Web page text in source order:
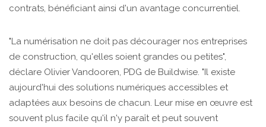
contrats, bénéficiant ainsi d'un avantage concurrentiel.
"La numérisation ne doit pas décourager nos entreprises
de construction, qu'elles soient grandes ou petites",
déclare Olivier Vandooren, PDG de Buildwise. "Il existe
aujourd'hui des solutions numériques accessibles et
adaptées aux besoins de chacun. Leur mise en œuvre est
souvent plus facile qu'il n'y paraît et peut souvent